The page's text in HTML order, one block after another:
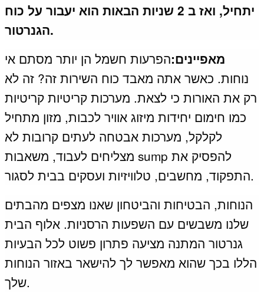
יתחיל, ואז ב 2 שניות הבאות הוא יעבור על כוח
הגנרטור.
מאפיינים:הפרעות חשמל הן יותר מסתם אי
נוחות. כאשר אתה מאבד כוח השירות זה? זה לא
רק את האורות כי לצאת. מערכות קריטיות קריטיות
כמו חימום יחידות מיזוג אוויר לכבות, מזון מתחיל
לקלקל, מערכות אבטחה לעתים קרובות לא
מצליחים לעבוד, משאבות sump להפסיק את
התפקוד, מחשבים, טלוויזיות ועסקים בבית לסגור.
הנוחות, הבטיחות והביטחון שאנו מצפים מהבתים
שלנו משבשים עם השפעות הרסניות. אלוף הבית
גנרטור המתנה מציעה פתרון פשוט לכל הבעיות
הללו בכך שהוא מאפשר לך להישאר באזור הנוחות
שלך.